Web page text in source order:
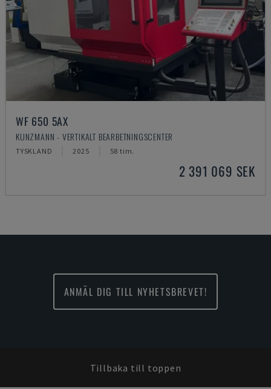
WF 650 5AX
KUNZMANN - VERTIKALT BEARBETNINGSCENTER
TYSKLAND 2025 58 tim.
2 391 069 SEK
ANMÄL DIG TILL NYHETSBREVET!
Tillbaka till toppen